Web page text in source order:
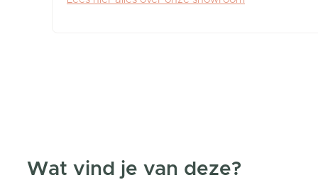
Wat vind je van deze?